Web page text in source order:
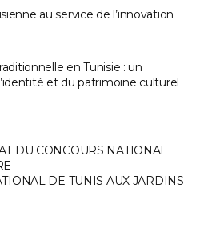
au service de l’innovation
en Tunisie : un
et du patrimoine culturel
DU CONCOURS NATIONAL
DE TUNIS AUX JARDINS